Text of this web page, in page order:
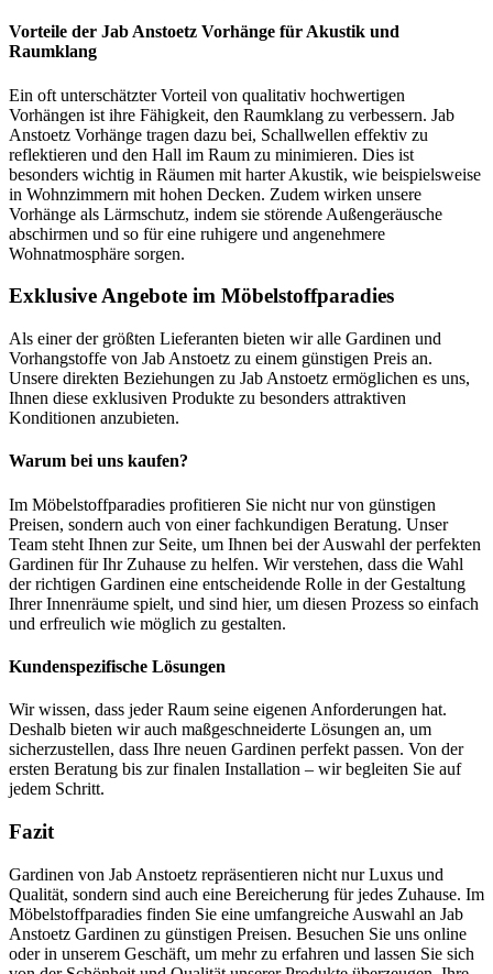
Vorteile der Jab Anstoetz Vorhänge für Akustik und
Raumklang
Ein oft unterschätzter Vorteil von qualitativ hochwertigen
Vorhängen ist ihre Fähigkeit, den Raumklang zu verbessern. Jab
Anstoetz Vorhänge tragen dazu bei, Schallwellen effektiv zu
reflektieren und den Hall im Raum zu minimieren. Dies ist
besonders wichtig in Räumen mit harter Akustik, wie beispielsweise
in Wohnzimmern mit hohen Decken. Zudem wirken unsere
Vorhänge als Lärmschutz, indem sie störende Außengeräusche
abschirmen und so für eine ruhigere und angenehmere
Wohnatmosphäre sorgen.
Exklusive Angebote im Möbelstoffparadies
Als einer der größten Lieferanten bieten wir alle Gardinen und
Vorhangstoffe von Jab Anstoetz zu einem günstigen Preis an.
Unsere direkten Beziehungen zu Jab Anstoetz ermöglichen es uns,
Ihnen diese exklusiven Produkte zu besonders attraktiven
Konditionen anzubieten.
Warum bei uns kaufen?
Im Möbelstoffparadies profitieren Sie nicht nur von günstigen
Preisen, sondern auch von einer fachkundigen Beratung. Unser
Team steht Ihnen zur Seite, um Ihnen bei der Auswahl der perfekten
Gardinen für Ihr Zuhause zu helfen. Wir verstehen, dass die Wahl
der richtigen Gardinen eine entscheidende Rolle in der Gestaltung
Ihrer Innenräume spielt, und sind hier, um diesen Prozess so einfach
und erfreulich wie möglich zu gestalten.
Kundenspezifische Lösungen
Wir wissen, dass jeder Raum seine eigenen Anforderungen hat.
Deshalb bieten wir auch maßgeschneiderte Lösungen an, um
sicherzustellen, dass Ihre neuen Gardinen perfekt passen. Von der
ersten Beratung bis zur finalen Installation – wir begleiten Sie auf
jedem Schritt.
Fazit
Gardinen von Jab Anstoetz repräsentieren nicht nur Luxus und
Qualität, sondern sind auch eine Bereicherung für jedes Zuhause. Im
Möbelstoffparadies finden Sie eine umfangreiche Auswahl an Jab
Anstoetz Gardinen zu günstigen Preisen. Besuchen Sie uns online
oder in unserem Geschäft, um mehr zu erfahren und lassen Sie sich